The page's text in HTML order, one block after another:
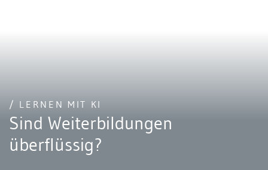
/ LERNEN MIT KI
Sind Weiterbildungen
überflüssig?